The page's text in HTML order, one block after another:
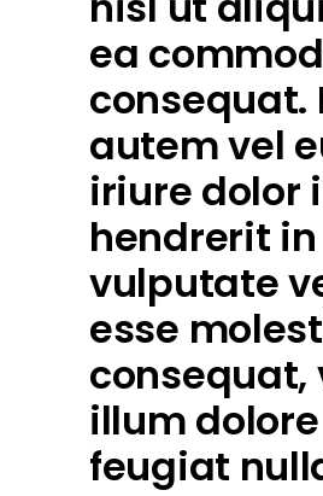
ea
consequat.
autem vel
iriure dolor
hendrerit in
vulputate
esse
consequat,
illum
feugiat